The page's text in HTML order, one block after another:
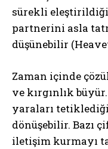
sürekli
partnerini asla
düşünebilir
Zaman içinde
ve kırgınlık
yaraları
dönüşebilir. Bazı
iletişim kurmayı